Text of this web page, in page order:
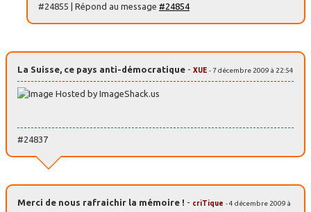
#24855 | Répond au message #24854
La Suisse, ce pays anti-démocratique - XUE - 7 décembre 2009 à 22:54
#24837
Merci de nous rafraichir la mémoire ! - criTique - 4 décembre 2009 à